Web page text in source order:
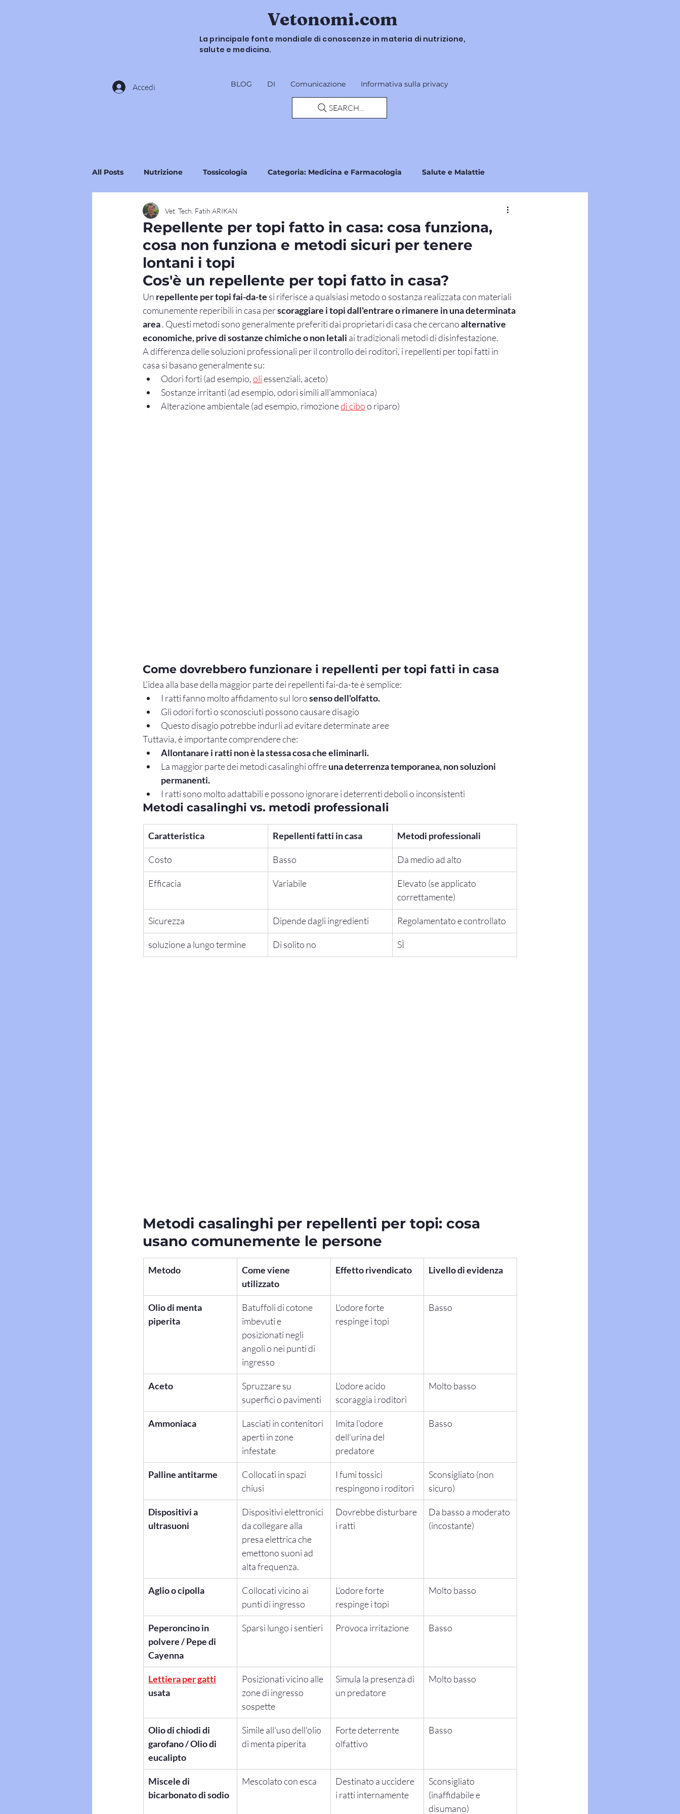
Accedi
Vetonomi.com
La principale fonte mondiale di conoscenze in materia di nutrizione,
salute e medicina.
BLOG DI Comunicazione Informativa sulla privacy
SEARCH...
All Posts Nutrizione Tossicologia Categoria: Medicina e Farmacologia Salute e Malattie
Ingredienti e Sostanze Sicurezza e Linee Guida
Repellente per topi fatto in casa: cosa funziona,
cosa non funziona e metodi sicuri per tenere
lontani i topi
Vet. Tech. Fatih ARIKAN
Cos'è un repellente per topi fatto in casa?
Un repellente per topi fai-da-te si riferisce a qualsiasi metodo o sostanza realizzata con materiali
comunemente reperibili in casa per scoraggiare i topi dall'entrare o rimanere in una determinata
area . Questi metodi sono generalmente preferiti dai proprietari di casa che cercano alternative
economiche, prive di sostanze chimiche o non letali ai tradizionali metodi di disinfestazione.
A differenza delle soluzioni professionali per il controllo dei roditori, i repellenti per topi fatti in
casa si basano generalmente su:
Odori forti (ad esempio, oli essenziali, aceto)
Sostanze irritanti (ad esempio, odori simili all'ammoniaca)
Alterazione ambientale (ad esempio, rimozione di cibo o riparo)
Come dovrebbero funzionare i repellenti per topi fatti in casa
L'idea alla base della maggior parte dei repellenti fai-da-te è semplice:
I ratti fanno molto affidamento sul loro senso dell'olfatto.
Gli odori forti o sconosciuti possono causare disagio
Questo disagio potrebbe indurli ad evitare determinate aree
Tuttavia, è importante comprendere che:
Allontanare i ratti non è la stessa cosa che eliminarli.
La maggior parte dei metodi casalinghi offre una deterrenza temporanea, non soluzioni
permanenti.
I ratti sono molto adattabili e possono ignorare i deterrenti deboli o inconsistenti
Metodi casalinghi vs. metodi professionali
Caratteristica Repellenti fatti in casa Metodi professionali
Costo Basso Da medio ad alto
Efficacia Variabile
Elevato (se applicato
correttamente)
Sicurezza Dipende dagli ingredienti Regolamentato e controllato
soluzione a lungo termine Di solito no SÌ
Metodi casalinghi per repellenti per topi: cosa
usano comunemente le persone
Metodo
Come viene
utilizzato
Effetto rivendicato Livello di evidenza
Olio di menta
piperita
Batuffoli di cotone
imbevuti e
posizionati negli
angoli o nei punti di
ingresso
L'odore forte
respinge i topi
Basso
Aceto
Spruzzare su
superfici o pavimenti
L'odore acido
scoraggia i roditori
Molto basso
Ammoniaca
Lasciati in contenitori
aperti in zone
infestate
Imita l'odore
dell'urina del
predatore
Basso
Palline antitarme
Collocati in spazi
chiusi
I fumi tossici
respingono i roditori
Sconsigliato (non
sicuro)
Dispositivi a
ultrasuoni
Dispositivi elettronici
da collegare alla
presa elettrica che
emettono suoni ad
alta frequenza.
Dovrebbe disturbare
i ratti
Da basso a moderato
(incostante)
Aglio o cipolla
Collocati vicino ai
punti di ingresso
L'odore forte
respinge i topi
Molto basso
Peperoncino in
polvere / Pepe di
Cayenna
Sparsi lungo i sentieri Provoca irritazione Basso
Lettiera per gatti
usata
Posizionati vicino alle
zone di ingresso
sospette
Simula la presenza di
un predatore
Molto basso
Olio di chiodi di
garofano / Olio di
eucalipto
Simile all'uso dell'olio
di menta piperita
Forte deterrente
olfattivo
Basso
Miscele di
bicarbonato di sodio
Mescolato con esca
Destinato a uccidere
i ratti internamente
Sconsigliato
(inaffidabile e
disumano)